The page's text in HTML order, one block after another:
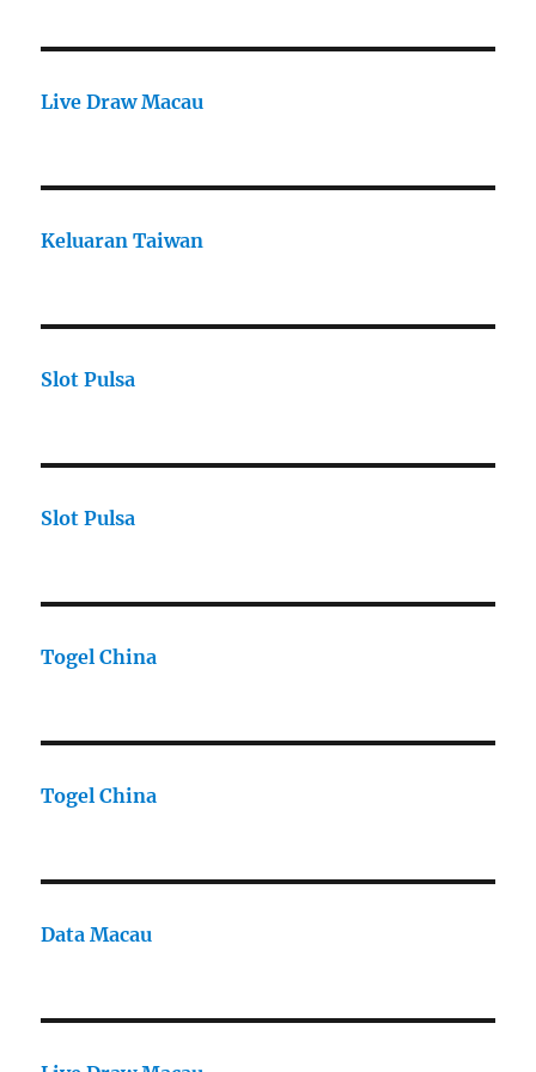
Live Draw Macau
Keluaran Taiwan
Slot Pulsa
Slot Pulsa
Togel China
Togel China
Data Macau